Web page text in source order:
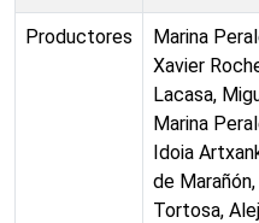
Productores
Marina
Xavier
Lacasa,
Marina
Idoia
de
Tortosa,